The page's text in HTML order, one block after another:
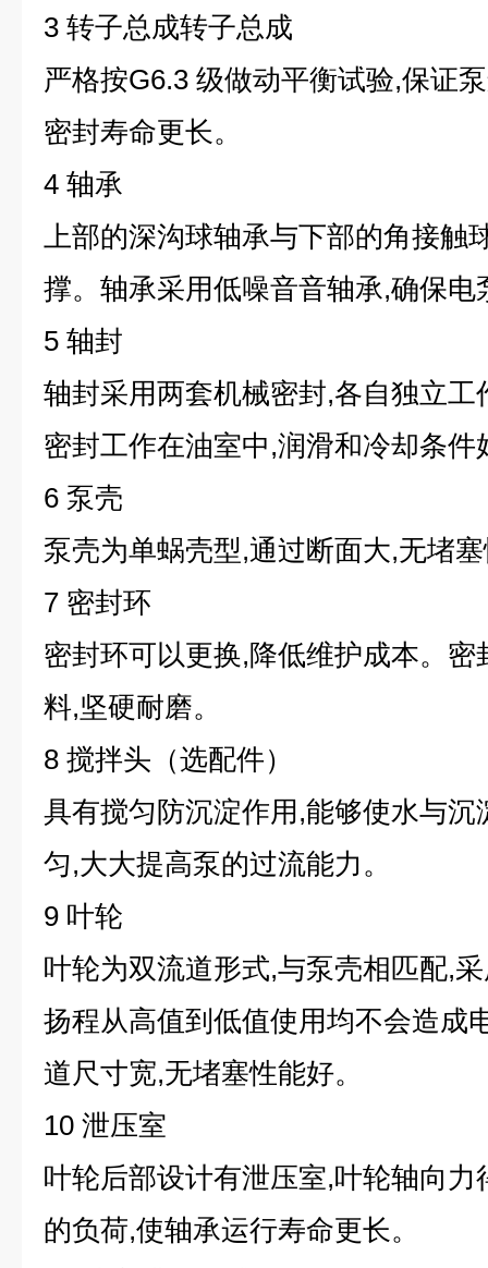
3 转子总成转子总成
严格按G6.3 级做动平衡试验,保证
密封寿命更长。
4 轴承
上部的深沟球轴承与下部的角接触
撑。轴承采用低噪音音轴承,确保电
5 轴封
轴封采用两套机械密封,各自独立
密封工作在油室中,润滑和冷却条件
6 泵壳
泵壳为单蜗壳型,通过断面大,无堵
7 密封环
密封环可以更换,降低维护成本。
料,坚硬耐磨。
8 搅拌头（选配件）
具有搅匀防沉淀作用,能够使水与
匀,大大提高泵的过流能力。
9 叶轮
叶轮为双流道形式,与泵壳相匹配,
扬程从高值到低值使用均不会造成
道尺寸宽,无堵塞性能好。
10 泄压室
叶轮后部设计有泄压室,叶轮轴向
的负荷,使轴承运行寿命更长。